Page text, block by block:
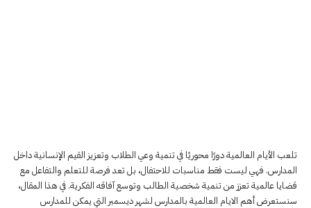
تلعب الأيام العالمية دورًا محوريًا في تنمية وعي الطلاب وتعزيز القيم الإنسانية داخل
المدارس. فهي ليست فقط مناسبات للاحتفال، بل تعد فرصة للتعلم والتفاعل مع
قضايا عالمية تعزز من تنمية شخصية الطالب وتوسع آفاقه الفكرية. في هذا المقال،
سنستعرض أهم الايام العالمية بالمدارس لشهر ديسمبر التي يمكن للمدارس